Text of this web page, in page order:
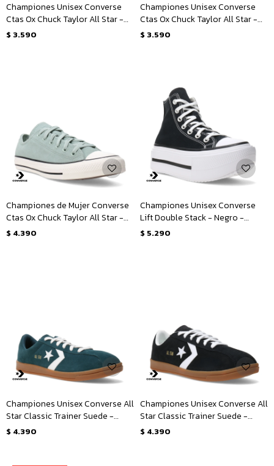
Championes Unisex Converse
Ctas Ox Chuck Taylor All Star -
Marrón - Blanco
$ 3.590
Championes Unisex Converse
Ctas Ox Chuck Taylor All Star -
Gris - Blanco
$ 3.590
Championes de Mujer Converse
Ctas Ox Chuck Taylor All Star -
Verde - Blanco
$ 4.390
Championes Unisex Converse
Lift Double Stack - Negro -
Blanco
$ 5.290
Championes Unisex Converse All
Star Classic Trainer Suede -
Verde
$ 4.390
Championes Unisex Converse All
Star Classic Trainer Suede -
Negro
$ 4.390